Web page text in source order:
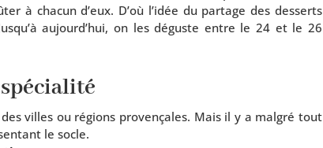
à cha­cun d’eux. D’où l’idée du par­tage des des­serts
aujourd’hui, on les déguste entre le 24 et le 26
villes ou régions pro­ven­çales. Mais il y a mal­gré tout
le socle.